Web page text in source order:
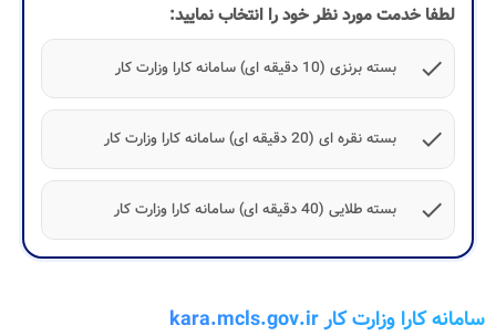
لطفا خدمت مورد نظر خود را انتخاب نمایید:
check
بسته برنزی (10 دقیقه ای) سامانه کارا وزارت کار
check بسته نقره ای (20 دقیقه ای) سامانه کارا وزارت کار
check بسته طلایی (40 دقیقه ای) سامانه کارا وزارت کار
سامانه کارا وزارت کار kara.mcls.gov.ir